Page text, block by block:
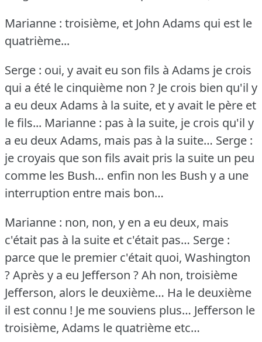
Marianne : troisième, et John Adams qui est le
quatrième...
Serge : oui, y avait eu son fils à Adams je crois
qui a été le cinquième non ? Je crois bien qu'il y
a eu deux Adams à la suite, et y avait le père et
le fils... Marianne : pas à la suite, je crois qu'il y
a eu deux Adams, mais pas à la suite… Serge :
je croyais que son fils avait pris la suite un peu
comme les Bush… enfin non les Bush y a une
interruption entre mais bon…
Marianne : non, non, y en a eu deux, mais
c'était pas à la suite et c'était pas… Serge :
parce que le premier c'était quoi, Washington
?Après y a eu Jefferson ?Ah non, troisième
Jefferson, alors le deuxième… Ha le deuxième
il est connu ! Je me souviens plus… Jefferson le
troisième, Adams le quatrième etc…